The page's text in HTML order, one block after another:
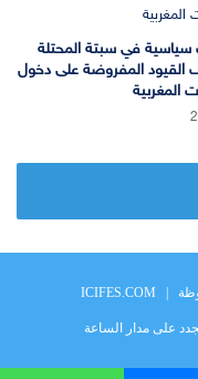
في سبتة المحتلة
القيود المفروضة على دخول
المغربية
ICIFES.COM